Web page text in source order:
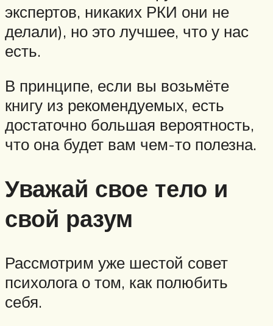
экспертов, никаких РКИ они не
делали), но это лучшее, что у нас
есть.
В принципе, если вы возьмёте
книгу из рекомендуемых, есть
достаточно большая вероятность,
что она будет вам чем-то полезна.
Уважай свое тело и
свой разум
Рассмотрим уже шестой совет
психолога о том, как полюбить
себя.